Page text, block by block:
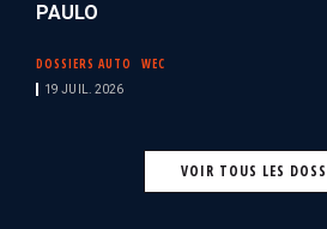
PAULO
DOSSIERS AUTO WEC
19 JUIL. 2026
VOIR TOUS LES